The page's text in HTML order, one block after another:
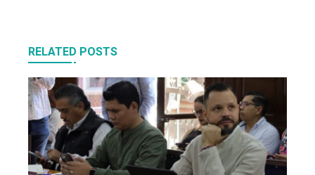
RELATED POSTS